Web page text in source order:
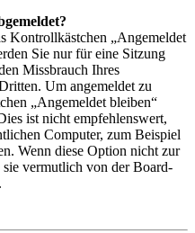
Kontrollkästchen „Angemeldet
Sie nur für eine Sitzung
Missbrauch Ihres
Um angemeldet zu
„Angemeldet bleiben“
ist nicht empfehlenswert,
Computer, zum Beispiel
Wenn diese Option nicht zur
vermutlich von der Board-